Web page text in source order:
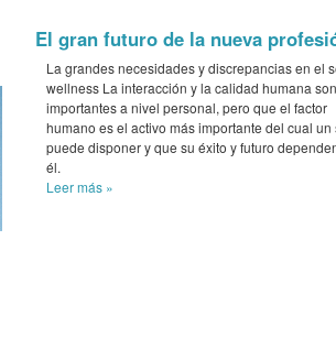
El gran futuro de la nueva
La grandes necesidades y discrepancias en el
wellness La interacción y la calidad humana son
importantes a nivel personal, pero que el factor
humano es el activo más importante del cual un
puede disponer y que su éxito y futuro
él.
Leer más »